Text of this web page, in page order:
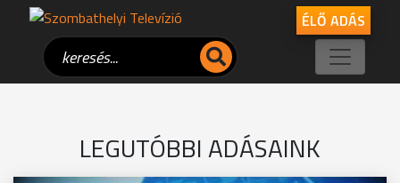
ÉLŐ ADÁS
LEGUTÓBBI ADÁSAINK